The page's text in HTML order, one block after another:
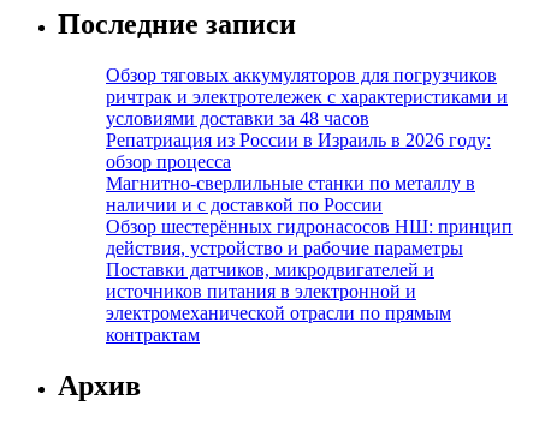
Последние записи
Обзор тяговых аккумуляторов для погрузчиков
ричтрак и электротележек с характеристиками и
условиями доставки за 48 часов
Репатриация из России в Израиль в 2026 году:
обзор процесса
Магнитно-сверлильные станки по металлу в
наличии и с доставкой по России
Обзор шестерённых гидронасосов НШ: принцип
действия, устройство и рабочие параметры
Поставки датчиков, микродвигателей и
источников питания в электронной и
электромеханической отрасли по прямым
контрактам
Архив